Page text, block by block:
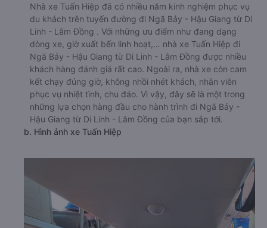
Nhà xe Tuấn Hiệp đã có nhiều năm kinh nghiệm phục vụ
du khách trên tuyến đường đi Ngã Bảy - Hậu Giang từ Di
Linh - Lâm Đồng . Với những ưu điểm như đang dạng
dòng xe, giờ xuất bến linh hoạt,… nhà xe Tuấn Hiệp đi
Ngã Bảy - Hậu Giang từ Di Linh - Lâm Đồng được nhiều
khách hàng đánh giá rất cao. Ngoài ra, nhà xe còn cam
kết chạy đúng giờ, không nhồi nhét khách, nhân viên
phục vụ nhiệt tình, chu đáo. Vì vậy, đây sẽ là một trong
những lựa chọn hàng đầu cho hành trình đi Ngã Bảy -
Hậu Giang từ Di Linh - Lâm Đồng của bạn sắp tới.
b. Hình ảnh xe Tuấn Hiệp